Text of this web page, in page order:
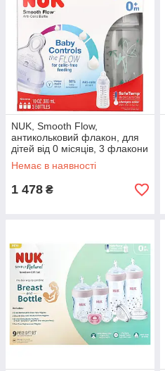
NUK, Smooth Flow,
антикольковий флакон, для
дітей від 0 місяців, 3 флакони
по 300 мл (10 унцій) оригінал
Немає в наявності
1 478 ₴